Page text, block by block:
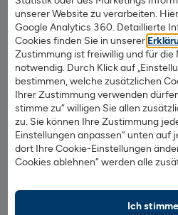
unserer Website zu verarbeiten.
Google Analytics 360. Detaillierte
Cookies finden Sie in unserer
Zustimmung ist freiwillig und für
notwendig. Durch Klick auf
bestimmen, welche zusätzlichen
Ihrer Zustimmung verwenden
stimme zu“ willigen Sie allen
zu. Sie können Ihre Zustimmung
Einstellungen anpassen“ unten auf
dort Ihre Cookie-Einstellungen
Cookies ablehnen“ werden alle
Ich
25 % aufwärts. Weiter nördlich
Flensburg sind ähnliche
Besonders gefragt waren
die sich selbst als kleinste
bezeichnet, hat dabei den
vergangenen Jahr in ganz
Nicht umsonst wird sie als Perle
Hier zeigt sich ganz besonders
einer eigenen Ferienimmobilie.
1822direkt Immobilien
Lübeck bis nach Fehmarn.
Informationen auf die Karte.